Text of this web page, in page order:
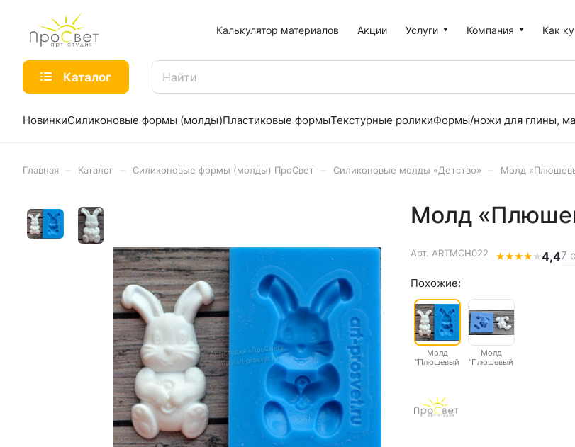
Калькулятор материалов Акции Услуги Компания Как
Каталог
НовинкиСиликоновые формы (молды)Пластиковые формыТекстурные роликиФормы/ножи для глины,
Главная Каталог Силиконовые формы (молды) ПроСвет Силиконовые молды «Детство» Молд
Молд
Арт. ARTMCH022 ★★★★★4,47
Похожие:
Молд
"Плюшевый
Молд
"Плюшевый